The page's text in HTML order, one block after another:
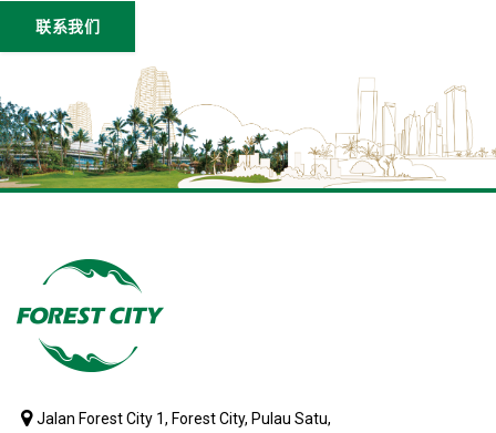
联系我们
Jalan Forest City 1, Forest City, Pulau Satu,